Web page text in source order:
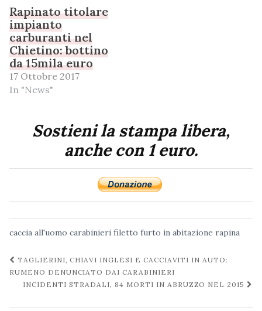
Rapinato titolare
impianto
carburanti nel
Chietino: bottino
da 15mila euro
17 Ottobre 2017
In "News"
Sostieni la stampa libera,
anche con 1 euro.
caccia all'uomo carabinieri filetto furto in abitazione rapina
Navigazione
post
TAGLIERINI, CHIAVI INGLESI E CACCIAVITI IN AUTO:
RUMENO DENUNCIATO DAI CARABINIERI
INCIDENTI STRADALI, 84 MORTI IN ABRUZZO NEL 2015